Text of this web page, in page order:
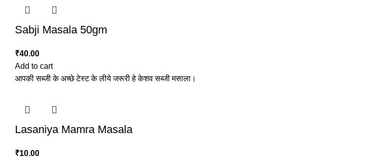
Sabji Masala 50gm
₹40.00
Add to cart
आपकी सब्जी के अच्छे टेस्ट के लीये जरूरी हे केशव सब्जी मसाला।
Lasaniya Mamra Masala
₹10.00